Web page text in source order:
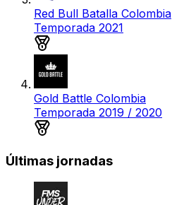
Red Bull Batalla Colombia
Temporada 2021
Gold Battle Colombia
Temporada 2019 / 2020
Últimas jornadas